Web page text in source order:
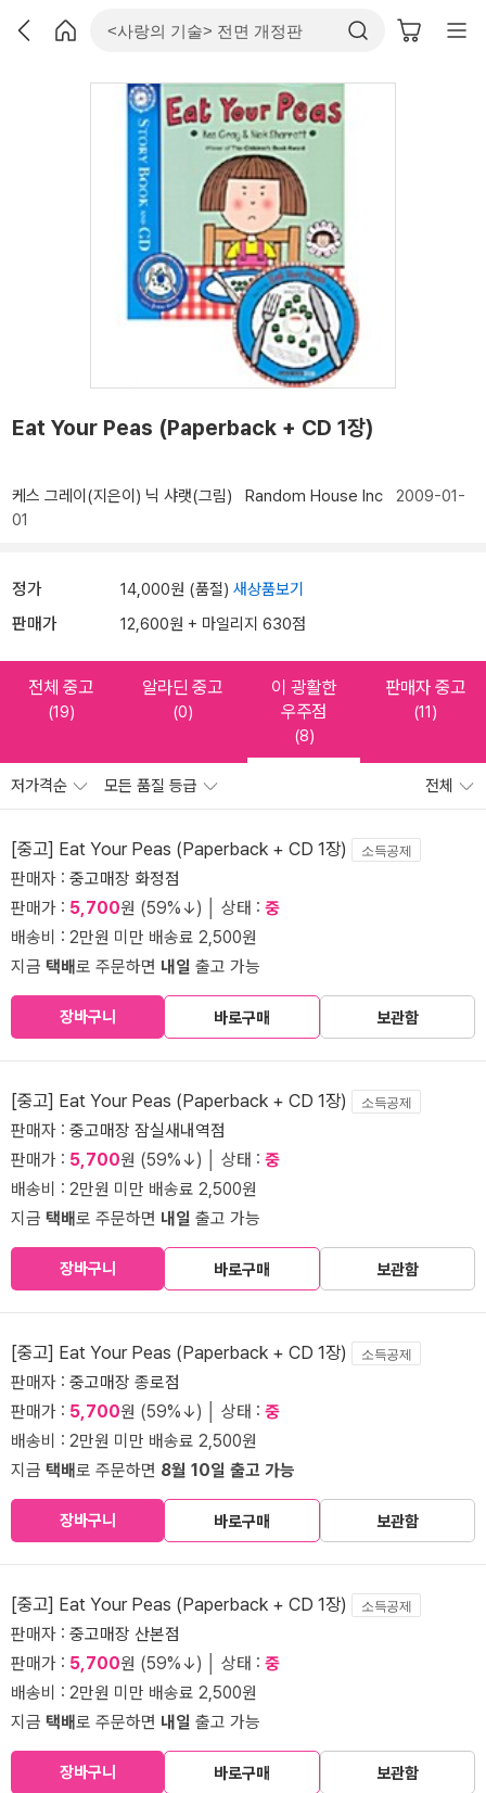
Eat Your Peas (Paperback + CD 1장)
케스 그레이(지은이) 닉 샤랫(그림) Random House Inc 2009-01-
01
정가 14,000원 (품절) 새상품보기
판매가 12,600원 + 마일리지 630점
전체 중고
(19)
알라딘 중고
(0)
이 광활한
우주점
(8)
판매자 중고
(11)
저가격순 모든 품질 등급 전체
[중고] Eat Your Peas (Paperback + CD 1장) 소득공제
판매자 : 중고매장 화정점
판매가 : 5,700원 (59%↓) │ 상태 : 중
배송비 : 2만원 미만 배송료 2,500원
지금 택배로 주문하면 내일 출고 가능
장바구니 바로구매 보관함
[중고] Eat Your Peas (Paperback + CD 1장) 소득공제
판매자 : 중고매장 잠실새내역점
판매가 : 5,700원 (59%↓) │ 상태 : 중
배송비 : 2만원 미만 배송료 2,500원
지금 택배로 주문하면 내일 출고 가능
장바구니 바로구매 보관함
[중고] Eat Your Peas (Paperback + CD 1장) 소득공제
판매자 : 중고매장 종로점
판매가 : 5,700원 (59%↓) │ 상태 : 중
배송비 : 2만원 미만 배송료 2,500원
지금 택배로 주문하면 8월 10일 출고 가능
장바구니 바로구매 보관함
[중고] Eat Your Peas (Paperback + CD 1장) 소득공제
판매자 : 중고매장 산본점
판매가 : 5,700원 (59%↓) │ 상태 : 중
배송비 : 2만원 미만 배송료 2,500원
지금 택배로 주문하면 내일 출고 가능
장바구니 바로구매 보관함